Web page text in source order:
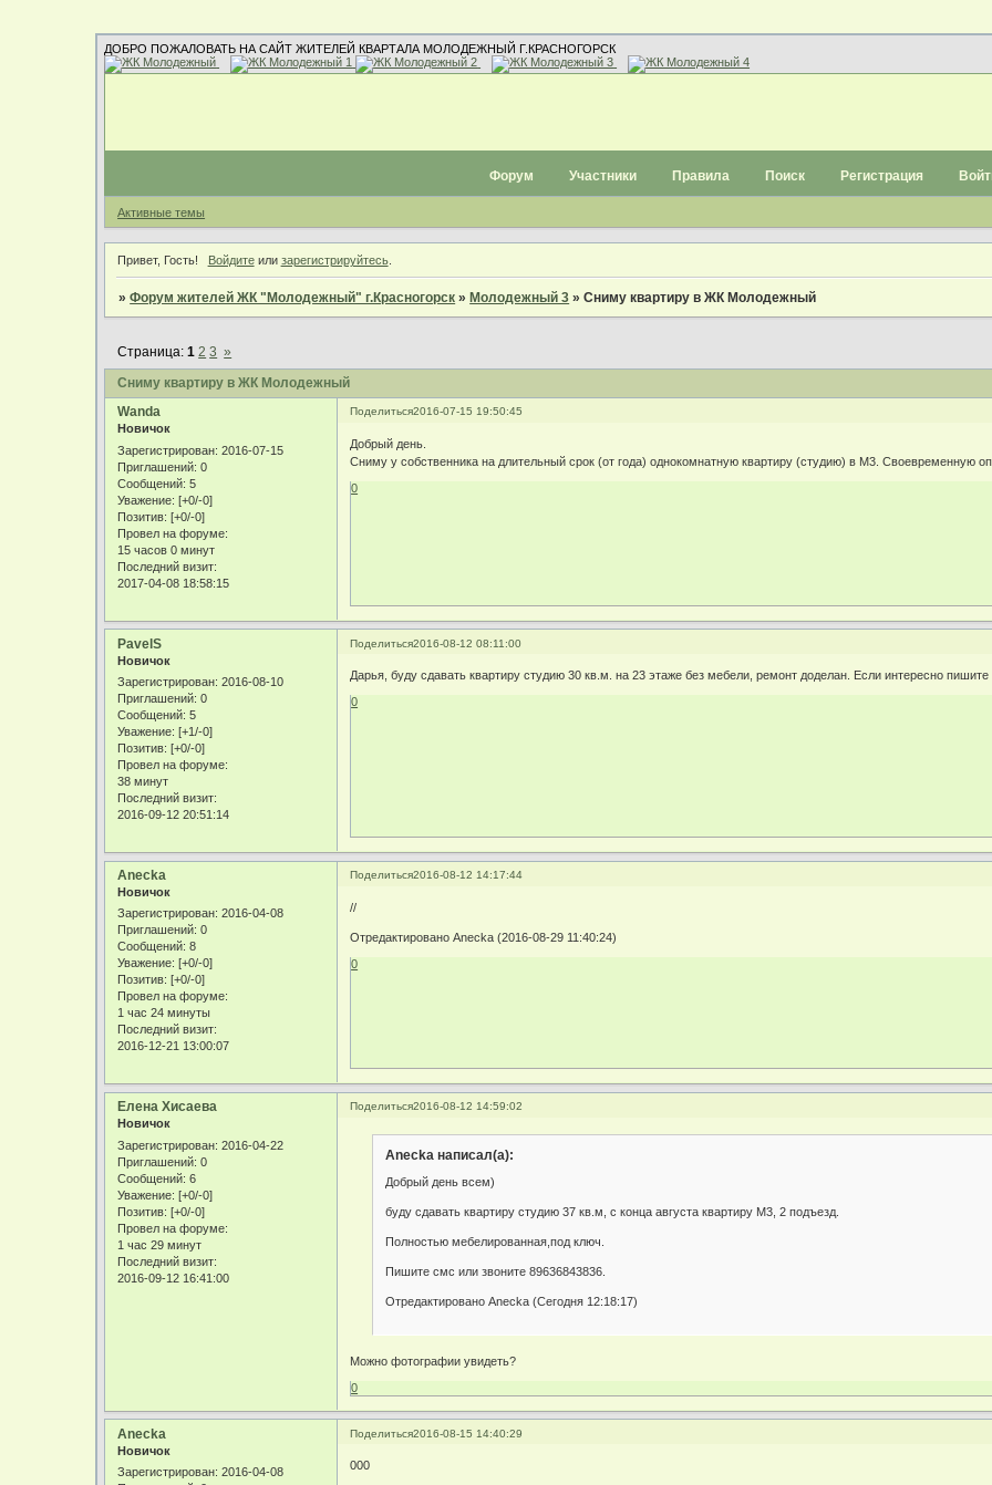
ДОБРО ПОЖАЛОВАТЬ НА САЙТ ЖИТЕЛЕЙ КВАРТАЛА МОЛОДЕЖНЫЙ Г.КРАСНОГОРСК
Форум Участники Правила Поиск Регистрация
Активные темы
Привет, Гость! Войдитеили зарегистрируйтесь.
»Форум жителей ЖК "Молодежный" г.Красногорск » Молодежный 3 »Сниму квартиру в ЖК Молодежный
Сниму квартиру в ЖК Молодежный
Страница:1 2 3 »
Поделиться2016-07-15 19:50:45
Wanda
Новичок
Зарегистрирован: 2016-07-15
Приглашений: 0
Сообщений: 5
Уважение: [+0/-0]
Позитив: [+0/-0]
Провел на форуме:
15 часов 0 минут
Последний визит:
2017-04-08 18:58:15
Добрый день.
Сниму у собственника на длительный срок (от года) однокомнатную квартиру (студию) в М3. Своевременную
0
Поделиться2016-08-12 08:11:00
PavelS
Новичок
Зарегистрирован: 2016-08-10
Приглашений: 0
Сообщений: 5
Уважение: [+1/-0]
Позитив: [+0/-0]
Провел на форуме:
38 минут
Последний визит:
2016-09-12 20:51:14
Дарья, буду сдавать квартиру студию 30 кв.м. на 23 этаже без мебели, ремонт доделан. Если интересно пишите
0
Поделиться2016-08-12 14:17:44
Anecka
Новичок
Зарегистрирован: 2016-04-08
Приглашений: 0
Сообщений: 8
Уважение: [+0/-0]
Позитив: [+0/-0]
Провел на форуме:
1 час 24 минуты
Последний визит:
2016-12-21 13:00:07
//
Отредактировано Anecka (2016-08-29 11:40:24)
0
Поделиться2016-08-12 14:59:02
Eлена Хисаева
Новичок
Зарегистрирован: 2016-04-22
Приглашений: 0
Сообщений: 6
Уважение: [+0/-0]
Позитив: [+0/-0]
Провел на форуме:
1 час 29 минут
Последний визит:
2016-09-12 16:41:00
Anecka написал(а):
Добрый день всем)
буду сдавать квартиру студию 37 кв.м, с конца августа квартиру М3, 2 подъезд.
Полностью мебелированная,под ключ.
Пишите смс или звоните 89636843836.
Отредактировано Anecka (Сегодня 12:18:17)
Можно фотографии увидеть?
0
Поделиться2016-08-15 14:40:29
Anecka
Новичок
Зарегистрирован: 2016-04-08
000